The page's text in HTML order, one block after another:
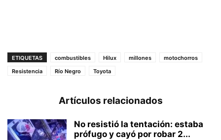
ETIQUETAS combustibles Hilux millones
motochorros
Resistencia
Río Negro Toyota
Artículos relacionados
No resistió la tentación: estaba
prófugo y cayó por robar 2...